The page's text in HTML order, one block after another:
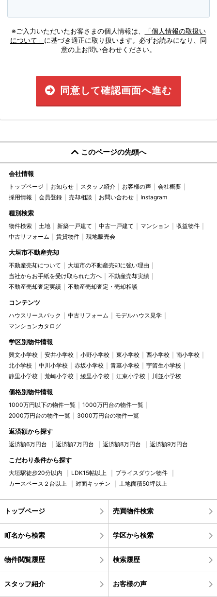
※ご入力いただいたお客さまの個人情報は、
「個人情報の取扱い
について」 に基づき適正に取り扱います。必ずお読みになり、同
意の上お問い合わせください。
同意して確認画面へ進む
このページの先頭へ
会社情報
トップページ お知らせ スタッフ紹介 お客様の声
会社概要
採用情報
会員登録 売却相談 お問い合わせ Instagram
種別検索
物件検索 土地 新築一戸建て 中古一戸建て マンション
収益物件
中古リフォーム
賃貸物件 現地販売会
大垣市不動産売却
不動産売却について
大垣市の不動産売却に強い理由
当社からお手紙を受け取られた方へ
不動産売却実績
不動産売却査定実績
不動産売却査定・売却相談
コンテンツ
ハウスリースバック 中古リフォーム
モデルハウス見学
マンションカタログ
学区別物件情報
興文小学校 安井小学校 小野小学校 東小学校 西小学校
南小学校
北小学校
中川小学校 赤坂小学校 青墓小学校
宇留生小学校
静里小学校
荒崎小学校 綾里小学校 江東小学校 川並小学校
価格別物件情報
1000万円以下の物件一覧
1000万円台の物件一覧
2000万円台の物件一覧
3000万円台の物件一覧
返済額から探す
返済額6万円台 返済額7万円台 返済額8万円台 返済額9万円台
こだわり条件から探す
大垣駅徒歩20分以内 LDK15帖以上
プライスダウン物件
カースペース２台以上
対面キッチン 土地面積50坪以上
トップページ 売買物件検索
町名から検索 学区から検索
物件閲覧履歴 検索履歴
スタッフ紹介 お客様の声